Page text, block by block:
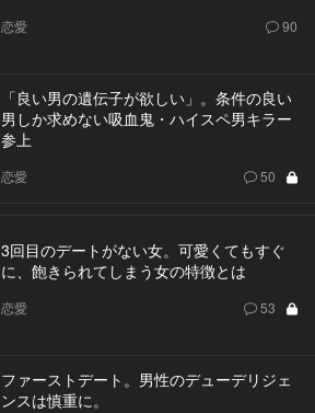
恋愛 90
「良い男の遺伝子が欲しい」。条件の良い
男しか求めない吸血鬼・ハイスペ男キラー
参上
恋愛 50
3回目のデートがない女。可愛くてもすぐ
に、飽きられてしまう女の特徴とは
恋愛 53
ファーストデート。男性のデューデリジェ
ンスは慎重に。